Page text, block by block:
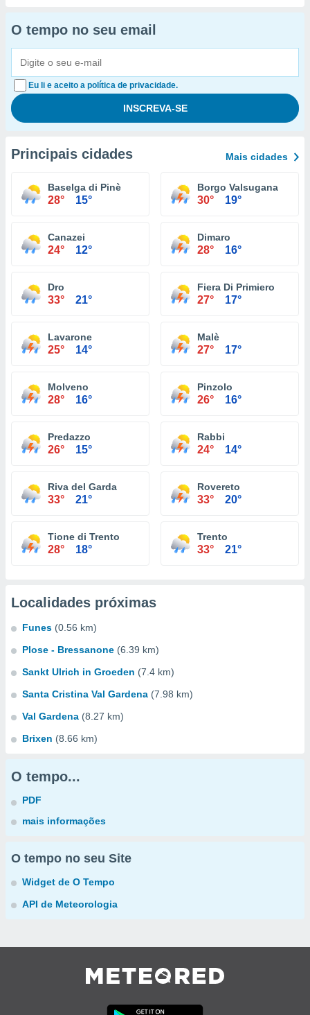
O tempo no seu email
Eu li e aceito a política de privacidade.
Principais cidades Mais cidades
Baselga di Pinè
28° 15°
Borgo Valsugana
30° 19°
Canazei
24° 12°
Dimaro
28° 16°
Dro
33° 21°
Fiera Di Primiero
27° 17°
Lavarone
25° 14°
Malè
27° 17°
Molveno
28° 16°
Pinzolo
26° 16°
Predazzo
26° 15°
Rabbi
24° 14°
Riva del Garda
33° 21°
Rovereto
33° 20°
Tione di Trento
28° 18°
Trento
33° 21°
Localidades próximas
Funes (0.56 km)
Plose - Bressanone (6.39 km)
Sankt Ulrich in Groeden (7.4 km)
Santa Cristina Val Gardena (7.98 km)
Val Gardena (8.27 km)
Brixen (8.66 km)
O tempo...
PDF
mais informações
O tempo no seu Site
Widget de O Tempo
API de Meteorologia